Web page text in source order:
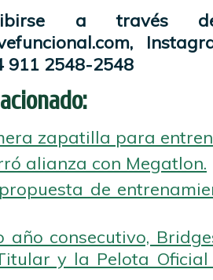
a través
911 2548-2548
zapatilla para
alianza con Megatlon.
de
año consecutivo,
y la Pelota Oficial